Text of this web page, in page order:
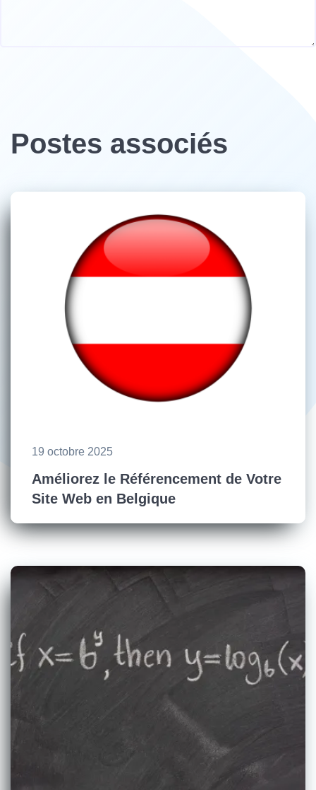
Postes associés
19 octobre 2025
Améliorez le Référencement de Votre
Site Web en Belgique